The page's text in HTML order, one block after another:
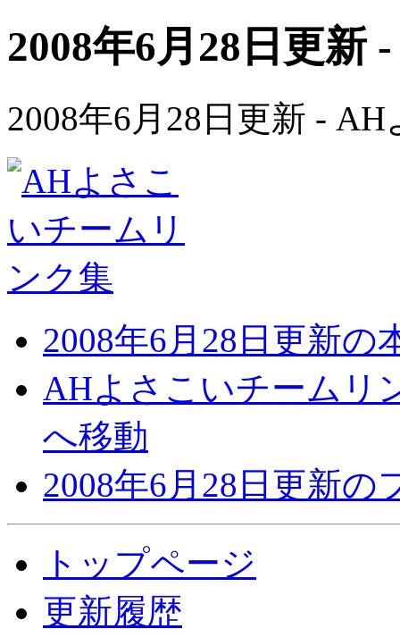
2008年6月28日更新
2008年6月28日更新 -
2008年6月28日更新の
AHよさこいチームリ
へ移動
2008年6月28日更新の
トップページ
更新履歴